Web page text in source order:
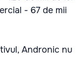
- 67 de mii
Andronic nu